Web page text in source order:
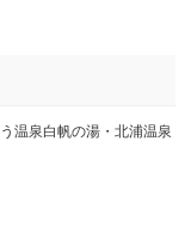
温泉白帆の湯・北浦温泉